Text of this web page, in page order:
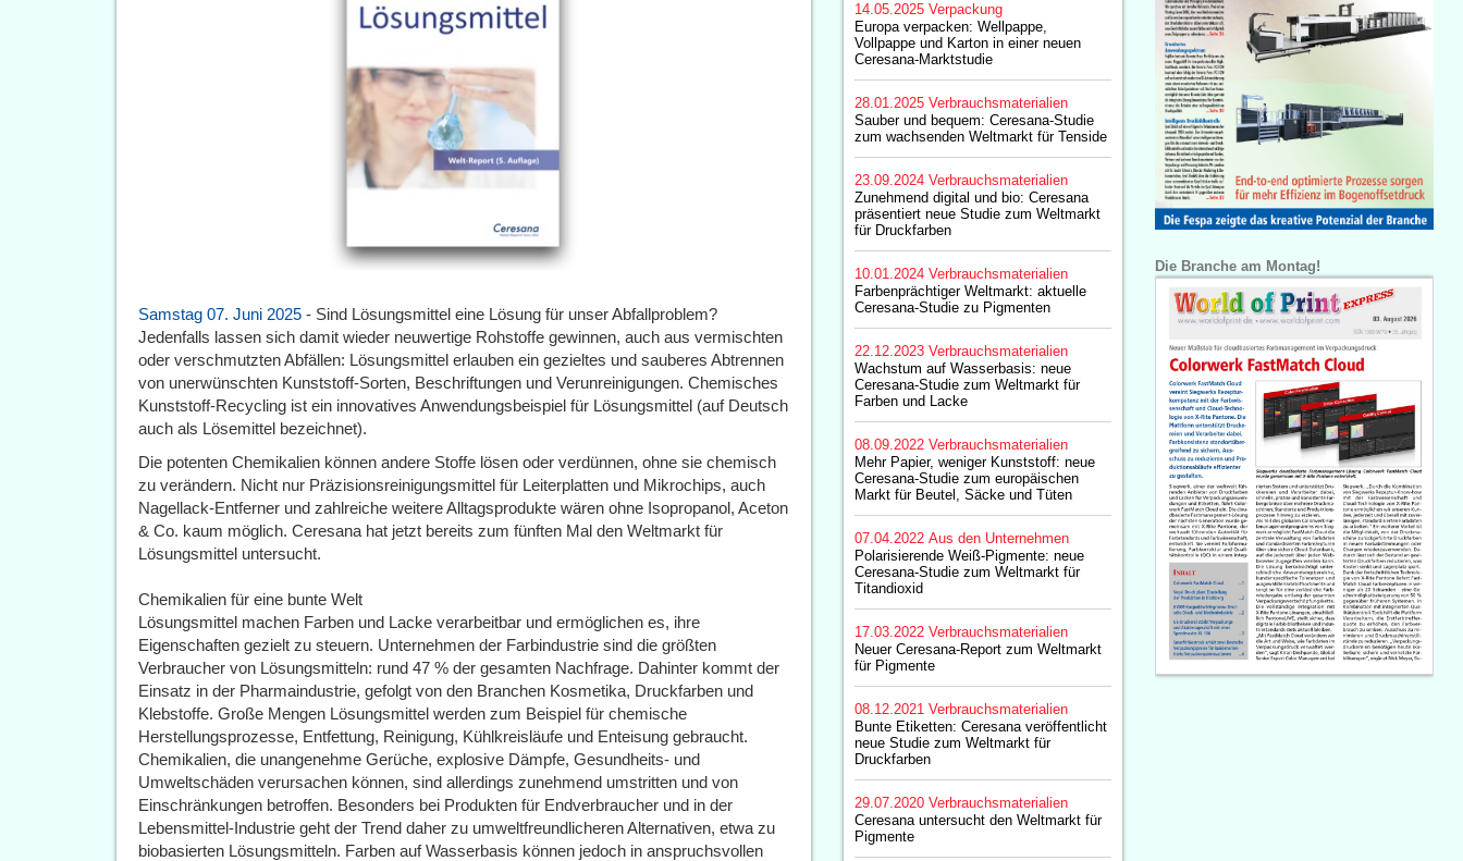
Samstag 07. Juni 2025 - Sind Lösungsmittel eine Lösung für unser Abfallproblem?
Jedenfalls lassen sich damit wieder neuwertige Rohstoffe gewinnen, auch aus vermischten
oder verschmutzten Abfällen: Lösungsmittel erlauben ein gezieltes und sauberes Abtrennen
von unerwünschten Kunststoff-Sorten, Beschriftungen und Verunreinigungen. Chemisches
Kunststoff-Recycling ist ein innovatives Anwendungsbeispiel für Lösungsmittel (auf Deutsch
auch als Lösemittel bezeichnet).
Die potenten Chemikalien können andere Stoffe lösen oder verdünnen, ohne sie chemisch
zu verändern. Nicht nur Präzisionsreinigungsmittel für Leiterplatten und Mikrochips, auch
Nagellack-Entferner und zahlreiche weitere Alltagsprodukte wären ohne Isopropanol, Aceton
& Co. kaum möglich. Ceresana hat jetzt bereits zum fünften Mal den Weltmarkt für
Lösungsmittel untersucht.
Chemikalien für eine bunte Welt
Lösungsmittel machen Farben und Lacke verarbeitbar und ermöglichen es, ihre
Eigenschaften gezielt zu steuern. Unternehmen der Farbindustrie sind die größten
Verbraucher von Lösungsmitteln: rund 47 % der gesamten Nachfrage. Dahinter kommt der
Einsatz in der Pharmaindustrie, gefolgt von den Branchen Kosmetika, Druckfarben und
Klebstoffe. Große Mengen Lösungsmittel werden zum Beispiel für chemische
Herstellungsprozesse, Entfettung, Reinigung, Kühlkreisläufe und Enteisung gebraucht.
Chemikalien, die unangenehme Gerüche, explosive Dämpfe, Gesundheits- und
Umweltschäden verursachen können, sind allerdings zunehmend umstritten und von
Einschränkungen betroffen. Besonders bei Produkten für Endverbraucher und in der
Lebensmittel-Industrie geht der Trend daher zu umweltfreundlicheren Alternativen, etwa zu
biobasierten Lösungsmitteln. Farben auf Wasserbasis können jedoch in anspruchsvollen
14.05.2025 Verpackung
Europa verpacken: Wellpappe,
Vollpappe und Karton in einer neuen
Ceresana-Marktstudie
28.01.2025 Verbrauchsmaterialien
Sauber und bequem: Ceresana-Studie
zum wachsenden Weltmarkt für Tenside
23.09.2024 Verbrauchsmaterialien
Zunehmend digital und bio: Ceresana
präsentiert neue Studie zum Weltmarkt
für Druckfarben
10.01.2024 Verbrauchsmaterialien
Farbenprächtiger Weltmarkt: aktuelle
Ceresana-Studie zu Pigmenten
22.12.2023 Verbrauchsmaterialien
Wachstum auf Wasserbasis: neue
Ceresana-Studie zum Weltmarkt für
Farben und Lacke
08.09.2022 Verbrauchsmaterialien
Mehr Papier, weniger Kunststoff: neue
Ceresana-Studie zum europäischen
Markt für Beutel, Säcke und Tüten
07.04.2022 Aus den Unternehmen
Polarisierende Weiß-Pigmente: neue
Ceresana-Studie zum Weltmarkt für
Titandioxid
17.03.2022 Verbrauchsmaterialien
Neuer Ceresana-Report zum Weltmarkt
für Pigmente
08.12.2021 Verbrauchsmaterialien
Bunte Etiketten: Ceresana veröffentlicht
neue Studie zum Weltmarkt für
Druckfarben
29.07.2020 Verbrauchsmaterialien
Ceresana untersucht den Weltmarkt für
Pigmente
Die Branche am Montag!